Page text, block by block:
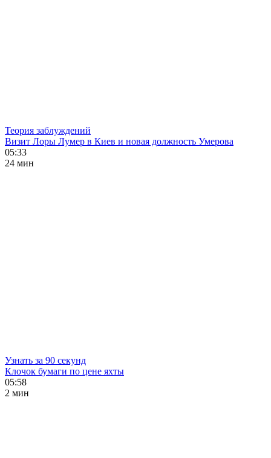
Теория заблуждений
Визит Лоры Лумер в Киев и новая должность Умерова
05:33
24 мин
Узнать за 90 секунд
Клочок бумаги по цене яхты
05:58
2 мин